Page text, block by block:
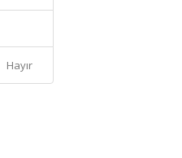
Hayır